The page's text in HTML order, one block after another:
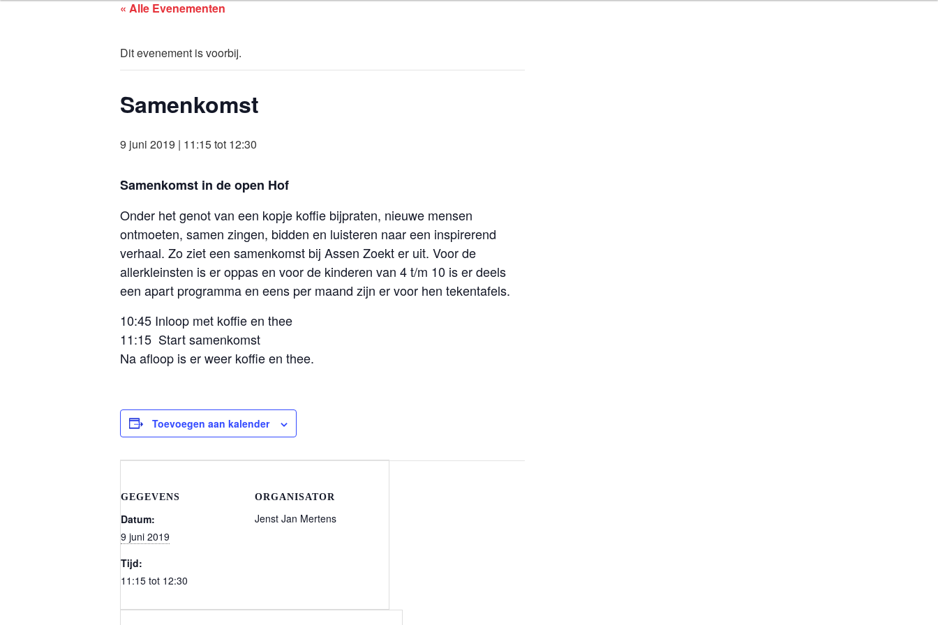
ASSEN ZOEKT
« Alle Evenementen
Dit evenement is voorbij.
Samenkomst
9 juni 2019 | 11:15tot 12:30
Samenkomst in de open Hof
Onder het genot van een kopje koffie bijpraten, nieuwe mensen
ontmoeten, samen zingen, bidden en luisteren naar een inspirerend
verhaal. Zo ziet een samenkomst bij Assen Zoekt er uit. Voor de
allerkleinsten is er oppas en voor de kinderen van 4 t/m 10 is er deels
een apart programma en eens per maand zijn er voor hen tekentafels.
10:45 Inloop met koffie en thee
11:15 Start samenkomst
Na afloop is er weer koffie en thee.
Toevoegen aan kalender
GEGEVENS
Datum:
9 juni 2019
Tijd:
11:15 tot 12:30
ORGANISATOR
Jenst Jan Mertens